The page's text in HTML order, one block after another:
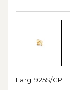
Färg: 925S/GP